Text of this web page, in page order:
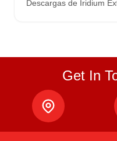
Descargas de Iridium
Get In